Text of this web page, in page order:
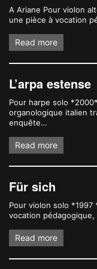
A Ariane Pour violon
une pièce à vocation
Read more
L’arpa estense
Pour harpe solo
organologique italien
enquête…
Read more
Für sich
Pour violon solo *1997
vocation
Read more